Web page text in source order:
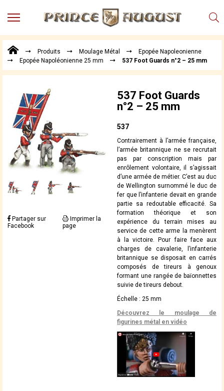
MENU
Points
de
Vente
Actualités
Téléchargements
Techniques,
trucs et
astuces
Produits Moulage Métal
Epopée Napoleonienne
Epopée Napoléonienne 25 mm
537 Foot Guards n°2 – 25 mm
Partager sur
Facebook
Imprimer la
page
537 Foot Guards
n°2 – 25 mm
537
Contrairement à l’armée française,
l’armée britannique ne se recrutait
pas par conscription mais par
enrôlement volontaire, il s’agissait
d’une armée de métier. C’est au duc
de Wellington surnommé le duc de
fer que l’infanterie devait en grande
partie sa redoutable efficacité. Sa
formation théorique et son
expérience du terrain mises au
service de cette arme la menèrent
à la victoire. Pour faire face aux
charges de cavalerie, l’infanterie
britannique se disposait en carrés
composés de tireurs à genoux
formant une rangée de baïonnettes
suivie de tireurs debout.
Échelle : 25 mm
Découvrez le moulage de
figurines métal en vidéo